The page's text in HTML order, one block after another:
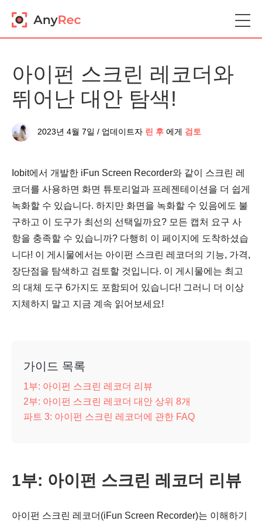
아이펀 스크린 레코더와
뛰어난 대안 탐색!
2023년 4월 7일 / 업데이트자 린 후 에게 검토
Iobit에서 개발한 iFun Screen Recorder와 같이 스크린 레
코더를 사용하면 화면 튜토리얼과 프레젠테이션을 더 쉽게
녹화할 수 있습니다. 하지만 화면을 녹화할 수 있음에도 불
구하고 이 도구가 최선의 선택일까요? 모든 캡처 요구 사
항을 충족할 수 있습니까? 다행히 이 페이지에 도착하셨습
니다! 이 게시물에서는 아이펀 스크린 레코더의 기능, 가격,
장단점을 탐색하고 검토할 것입니다. 이 게시물에는 최고
의 대체 도구 6가지도 포함되어 있습니다! 그러니 더 이상
지체하지 말고 지금 계속 읽어보세요!
가이드 목록
1부: 아이펀 스크린 레코더 리뷰
2부: 아이펀 스크린 레코더 대안 상위 8개
파트 3: 아이펀 스크린 레코더에 관한 FAQ
1부: 아이펀 스크린 레코더 리뷰
아이펀 스크린 레코더(iFun Screen Recorder)는 이해하기